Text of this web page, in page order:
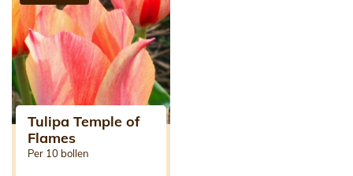
Tulipa Temple of
Flames
Per 10 bollen